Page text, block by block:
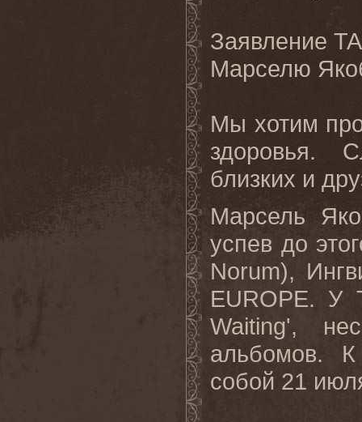
Заявление
Марселю
Мы хотим
здоровья.
близких и
Марсель
успев до
Norum),
EUROPE. У
Waiting',
альбомов.
собой 21